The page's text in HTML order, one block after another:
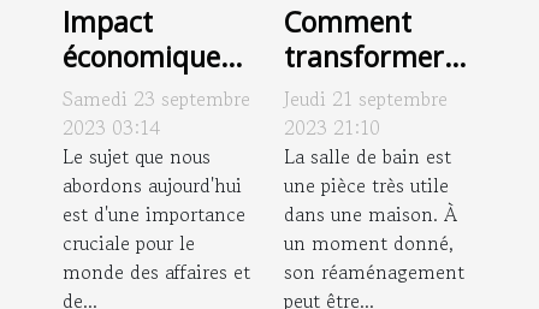
Impact
économique
du blocage des
canalisations
sur les
entreprises
Samedi 23 septembre
2023 03:14
Le sujet que nous
abordons aujourd'hui
est d'une importance
cruciale pour le
monde des affaires et
de...
Comment
transformer
sa baignoire
en une douche
?
Jeudi 21 septembre
2023 21:10
La salle de bain est
une pièce très utile
dans une maison. À
un moment donné,
son réaménagement
peut être...